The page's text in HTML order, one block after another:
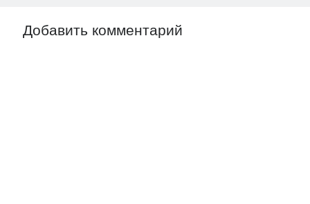
Добавить комментарий